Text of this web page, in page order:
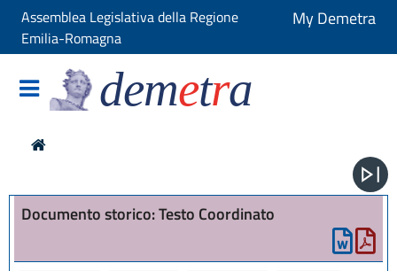
Assemblea Legislativa della Regione
Emilia-Romagna
My Demetra
demetra
Documento storico: Testo Coordinato